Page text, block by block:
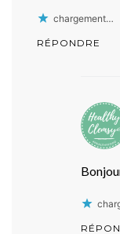
chargement…
RÉPONDRE